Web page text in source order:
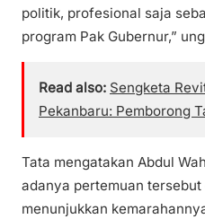
politik, profesional saja
program Pak Gubernur,”
Read also: Sengketa
Pekanbaru: Pemborong
Tata mengatakan Abdul
adanya pertemuan
menunjukkan